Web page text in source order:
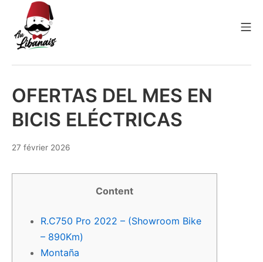
contenu
Au Libanais
OFERTAS DEL MES EN
BICIS ELÉCTRICAS
27 février 20268
2026
Content
R.C750 Pro 2022 – (Showroom Bike
– 890Km)
Montaña